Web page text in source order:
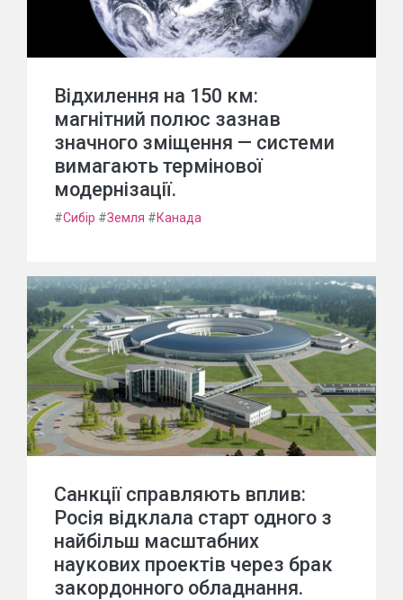
Відхилення на 150 км:
магнітний полюс зазнав
значного зміщення — системи
вимагають термінової
модернізації.
#Сибір #Земля #Канада
Санкції справляють вплив:
Росія відклала старт одного з
найбільш масштабних
наукових проектів через брак
закордонного обладнання.